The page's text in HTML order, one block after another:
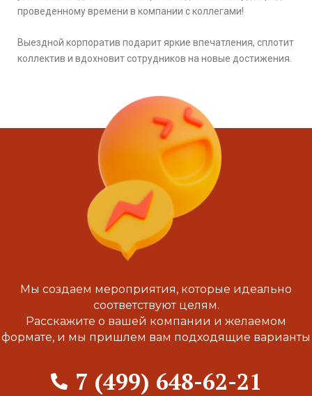
проведенному времени в компании с коллегами!
Выездной корпоратив подарит яркие впечатления, сплотит
коллектив и вдохновит сотрудников на новые достижения.
Мы создаем мероприятия, которые идеально
соответствуют целям.
Расскажите о вашей компании и желаемом
формате, и мы пришлем вам подходящие варианты
7 (499) 648-62-21